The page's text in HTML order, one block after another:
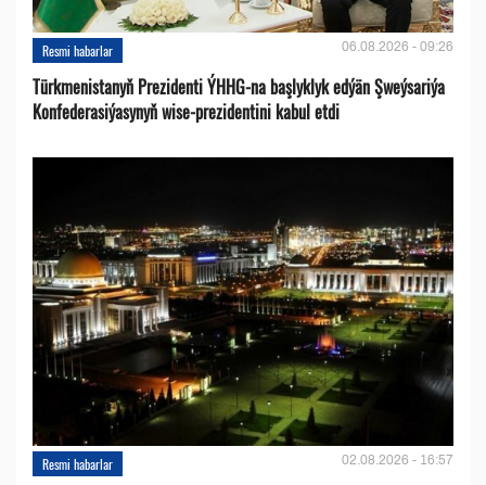
Resmi habarlar 06.08.2026 - 09:26
Türkmenistanyň Prezidenti ÝHHG-na başlyklyk edýän Şweýsariýa
Konfederasiýasynyň wise-prezidentini kabul etdi
Resmi habarlar 02.08.2026 - 16:57